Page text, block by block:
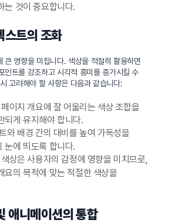
는 것이 중요합니다.
스트의 조화
큰 영향을 미칩니다. 색상을 적절히 활용하면
인트를 강조하고 시각적 흥미를 증가시킬 수
고려해야 할 사항은 다음과 같습니다:
이지 개요에 잘 어울리는 색상 조합을
되게 유지해야 합니다.
와 배경 간의 대비를 높여 가독성을
눈에 띄도록 합니다.
상은 사용자의 감정에 영향을 미치므로,
요의 목적에 맞는 적절한 색상을
애니메이션의 통합